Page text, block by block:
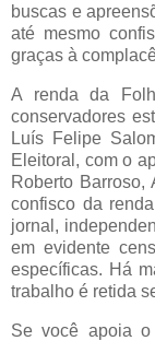
buscas e
até mesmo
graças à
A renda da
conservadores
Luís Felipe
Eleitoral, com o
Roberto
confisco da
jornal,
em evidente
específicas. Há
trabalho é retida
Se você apoia